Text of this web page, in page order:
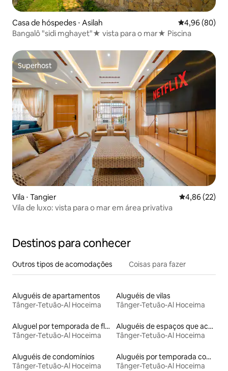
Casa de hóspedes ⋅ Asilah 4,96 de uma
4,96 (80)
Bangalô "sidi mghayet"★ vista para o mar★ Piscina
Superhost
Superhost
Vila ⋅ Tangier 4,86 de uma
4,86 (22)
Vila de luxo: vista para o mar em área privativa
Destinos para conhecer
Outros tipos de acomodações Coisas para fazer
Aluguéis de apartamentos
Tânger-Tetuão-Al Hoceima
Aluguéis de vilas
Tânger-Tetuão-Al Hoceima
Aluguel por temporada de flats
Tânger-Tetuão-Al Hoceima
Aluguéis de espaços que aceitam animais de estimação
Tânger-Tetuão-Al Hoceima
Aluguéis de condomínios
Tânger-Tetuão-Al Hoceima
Aluguéis por temporada com acesso ao lago
Tânger-Tetuão-Al Hoceima